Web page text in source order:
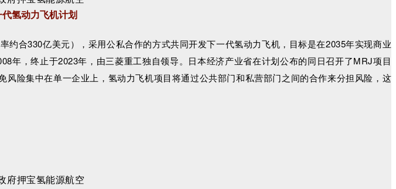
氢动力飞机计划
合330亿美元），采用公私合作的方式共同开发下一代氢动力飞机，目标是在2035年实现商业
，终止于2023年，由三菱重工独自领导。日本经济产业省在计划公布的同日召开了MRJ项目
险集中在单一企业上，氢动力飞机项目将通过公共部门和私营部门之间的合作来分担风险，这